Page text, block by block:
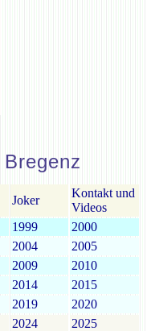
Joker
Kontakt und
Videos
1999
2000
2004
2005
2009
2010
2014
2015
2019
2020
2024
2025